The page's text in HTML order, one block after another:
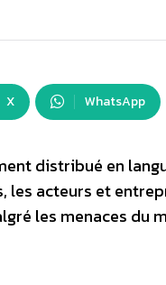
X WhatsApp
distribué en
les acteurs et
les menaces du